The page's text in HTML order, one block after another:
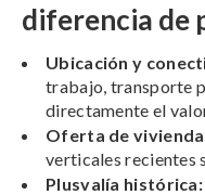
diferencia de
Ubicación y
trabajo, transporte
directamente el
Oferta de vivienda
verticales recientes
Plusvalía histórica: